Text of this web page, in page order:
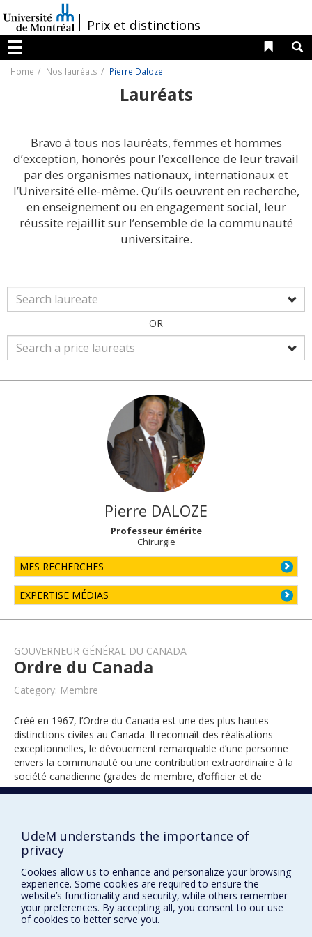
au
contenu
/Prix et distinctions
Menu
Liens
Home Nos lauréats Pierre Daloze
Lauréats
Bravo à tous nos lauréats, femmes et hommes
d’exception, honorés pour l’excellence de leur travail
par des organismes nationaux, internationaux et
l’Université elle-même. Qu’ils oeuvrent en recherche,
en enseignement ou en engagement social, leur
réussite rejaillit sur l’ensemble de la communauté
universitaire.
OR
Pierre DALOZE
Professeur émérite
Chirurgie
MES RECHERCHES
EXPERTISE MÉDIAS
GOUVERNEUR GÉNÉRAL DU CANADA
Ordre du Canada
Category: Membre
Créé en 1967, l’Ordre du Canada est une des plus hautes
distinctions civiles au Canada. Il reconnaît des réalisations
exceptionnelles, le dévouement remarquable d’une personne
envers la communauté ou une contribution extraordinaire à la
société canadienne (grades de membre, d’officier et de
compagnon).
UdeM understands the importance of
privacy
Cookies allow us to enhance and personalize your browsing
experience. Some cookies are required to ensure the
website’s functionality and security, while others remember
your preferences. By accepting all, you consent to our use
of cookies to better serve you.